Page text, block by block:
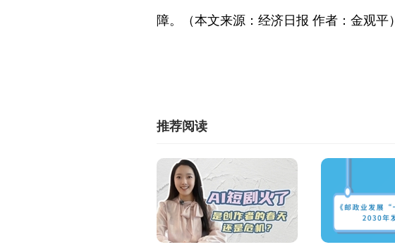
障。（本文来源：经济日报 作者：金观平）
推荐阅读